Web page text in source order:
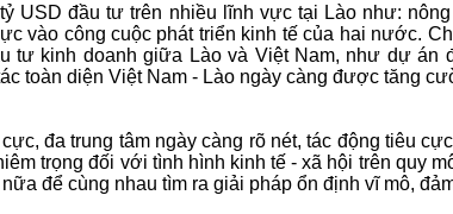
đầu tư trên nhiều lĩnh vực tại Lào như:
công cuộc phát triển kinh tế của hai nước.
kinh doanh giữa Lào và Việt Nam, như dự án
diện Việt Nam - Lào ngày càng được tăng
đa trung tâm ngày càng rõ nét, tác động tiêu
trọng đối với tình hình kinh tế - xã hội trên quy
để cùng nhau tìm ra giải pháp ổn định vĩ mô,